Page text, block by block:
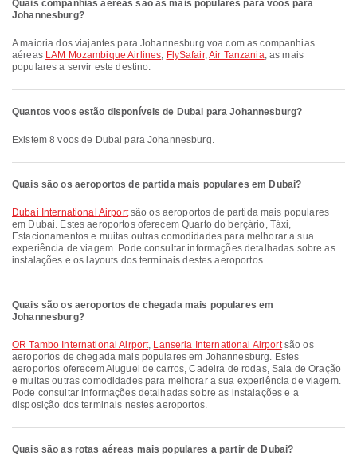
Quais companhias aéreas são as mais populares para voos para
Johannesburg?
A maioria dos viajantes para Johannesburg voa com as companhias
aéreas LAM Mozambique Airlines, FlySafair,Air Tanzania, as mais
populares a servir este destino.
Quantos voos estão disponíveis de Dubai para Johannesburg?
Existem 8 voos de Dubai para Johannesburg.
Quais são os aeroportos de partida mais populares em Dubai?
Dubai International Airportsão os aeroportos de partida mais populares
em Dubai. Estes aeroportos oferecem Quarto do berçário, Táxi,
Estacionamentos e muitas outras comodidades para melhorar a sua
experiência de viagem. Pode consultar informações detalhadas sobre as
instalações e os layouts dos terminais destes aeroportos.
Quais são os aeroportos de chegada mais populares em
Johannesburg?
OR Tambo International Airport, Lanseria International Airportsão os
aeroportos de chegada mais populares em Johannesburg. Estes
aeroportos oferecem Aluguel de carros, Cadeira de rodas, Sala de Oração
e muitas outras comodidades para melhorar a sua experiência de viagem.
Pode consultar informações detalhadas sobre as instalações e a
disposição dos terminais nestes aeroportos.
Quais são as rotas aéreas mais populares a partir de Dubai?